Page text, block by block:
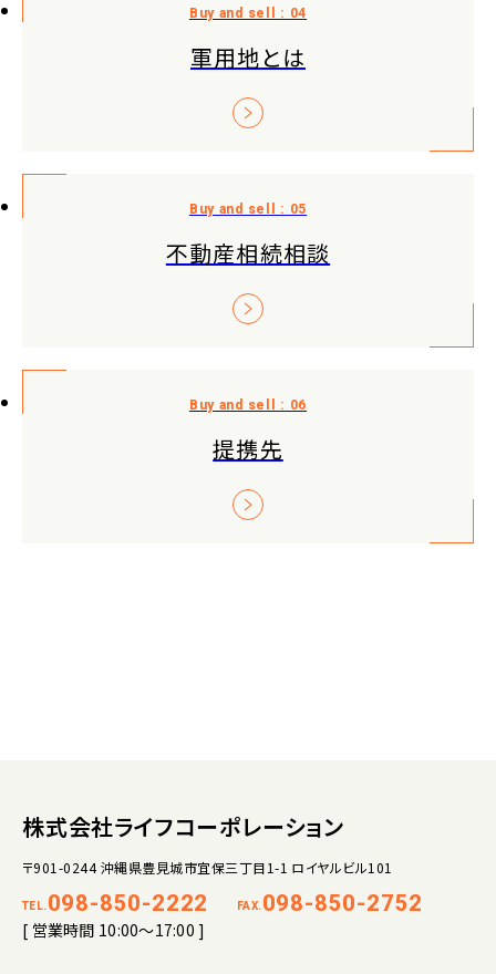
軍用地とは
不動産相続相談
提携先
株式会社ライフコーポレーション
〒901-0244 沖縄県豊見城市宜保三丁目1-1 ロイヤルビル101
TEL. 098-850-2222 FAX. 098-850-2752
[ 営業時間 10:00～17:00 ]